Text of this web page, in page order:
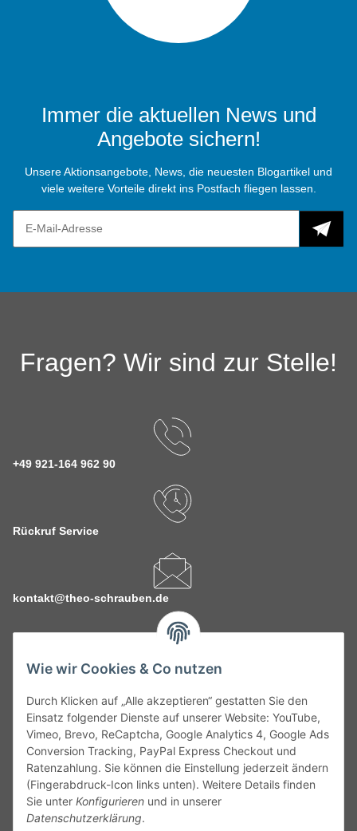
Wie wir Cookies & Co nutzen
Durch Klicken auf „Alle akzeptieren“ gestatten Sie den
Einsatz folgender Dienste auf unserer Website: YouTube,
Vimeo, Brevo, ReCaptcha, Google Analytics 4, Google Ads
Conversion Tracking, PayPal Express Checkout und
Ratenzahlung. Sie können die Einstellung jederzeit ändern
(Fingerabdruck-Icon links unten). Weitere Details finden
Sie unter Konfigurieren und in unserer
Datenschutzerklärung.
Immer die aktuellen News und
Angebote sichern!
Unsere Aktionsangebote, News, die neuesten Blogartikel und
viele weitere Vorteile direkt ins Postfach fliegen lassen.
Fragen? Wir sind zur Stelle!
+49 921-164 962 90
Rückruf Service
kontakt@theo-schrauben.de
Service
Gesetzliche Informationen
Alle technischen Angaben ohne Gewähr. Irrtümer und fehlerhafte
Angaben vorbehalten. Wenn Sie Datenblätter oder spezielle